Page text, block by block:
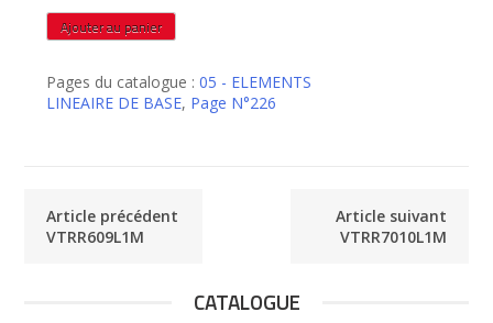
quantité
de
Ajouter au panier
Pages du catalogue :05 - ELEMENTS
LINEAIRE DE BASE, Page N°226
Article précédent
VTRR609L1M
Article suivant
VTRR7010L1M
CATALOGUE